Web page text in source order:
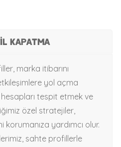
Kapatma
marka itibarını
yol açma
tespit etmek ve
özel stratejiler,
korumanıza yardımcı olur.
sahte profillerle